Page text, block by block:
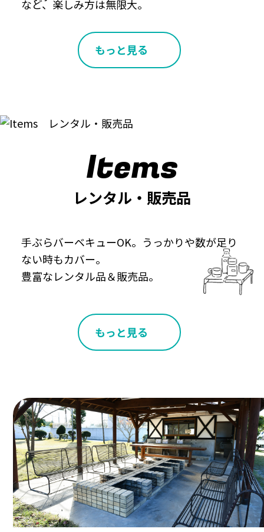
など、楽しみ方は無限大。
もっと見る
Items
レンタル・販売品
手ぶらバーベキューOK。うっかりや数が足り
ない時もカバー。
豊富なレンタル品＆販売品。
もっと見る